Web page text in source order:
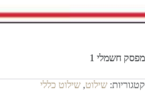
מפסק חשמלי 1
קטגוריות: שילוט, שילוט כללי